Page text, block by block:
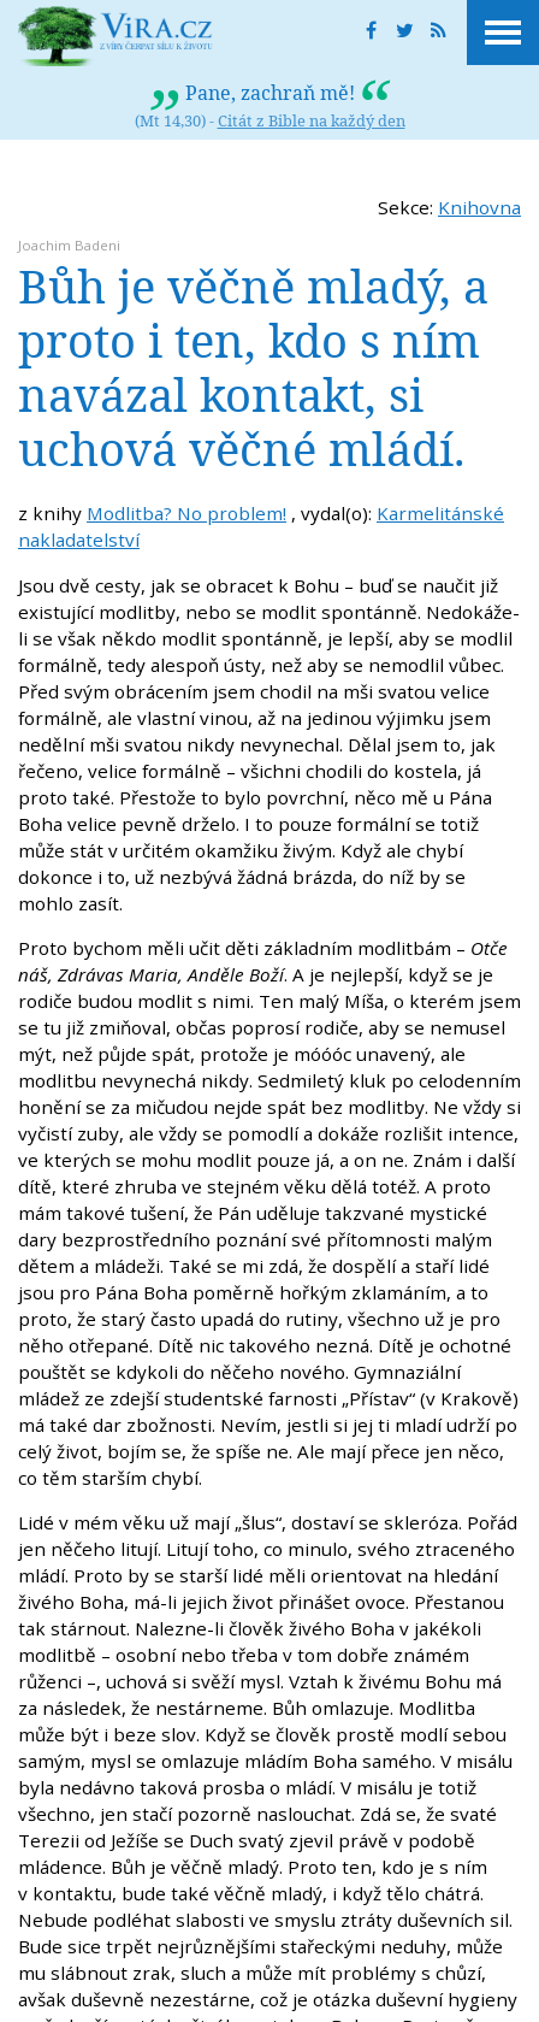
Pane, zachraň mě!
(Mt 14,30) -Citát z Bible na každý den
Sekce: Knihovna
Joachim Badeni
Bůh je věčně mladý, a
proto i ten, kdo s ním
navázal kontakt, si
uchová věčné mládí.
z knihy Modlitba? No problem! , vydal(o): Karmelitánské
nakladatelství
Jsou dvě cesty, jak se obracet k Bohu – buď se naučit již
existující modlitby, nebo se modlit spontánně. Nedokáže-
li se však někdo modlit spontánně, je lepší, aby se modlil
formálně, tedy alespoň ústy, než aby se nemodlil vůbec.
Před svým obrácením jsem chodil na mši svatou velice
formálně, ale vlastní vinou, až na jedinou výjimku jsem
nedělní mši svatou nikdy nevynechal. Dělal jsem to, jak
řečeno, velice formálně – všichni chodili do kostela, já
proto také. Přestože to bylo povrchní, něco mě u Pána
Boha velice pevně drželo. I to pouze formální se totiž
může stát v určitém okamžiku živým. Když ale chybí
dokonce i to, už nezbývá žádná brázda, do níž by se
mohlo zasít.
Proto bychom měli učit děti základním modlitbám – Otče
náš, Zdrávas Maria, Anděle Boží. A je nejlepší, když se je
rodiče budou modlit s nimi. Ten malý Míša, o kterém jsem
se tu již zmiňoval, občas poprosí rodiče, aby se nemusel
mýt, než půjde spát, protože je móóóc unavený, ale
modlitbu nevynechá nikdy. Sedmiletý kluk po celodenním
honění se za mičudou nejde spát bez modlitby. Ne vždy si
vyčistí zuby, ale vždy se pomodlí a dokáže rozlišit intence,
ve kterých se mohu modlit pouze já, a on ne. Znám i další
dítě, které zhruba ve stejném věku dělá totéž. A proto
mám takové tušení, že Pán uděluje takzvané mystické
dary bezprostředního poznání své přítomnosti malým
dětem a mládeži. Také se mi zdá, že dospělí a staří lidé
jsou pro Pána Boha poměrně hořkým zklamáním, a to
proto, že starý často upadá do rutiny, všechno už je pro
něho otřepané. Dítě nic takového nezná. Dítě je ochotné
pouštět se kdykoli do něčeho nového. Gymnaziální
mládež ze zdejší studentské farnosti „Přístav“ (v Krakově)
má také dar zbožnosti. Nevím, jestli si jej ti mladí udrží po
celý život, bojím se, že spíše ne. Ale mají přece jen něco,
co těm starším chybí.
Lidé v mém věku už mají „šlus“, dostaví se skleróza. Pořád
jen něčeho litují. Litují toho, co minulo, svého ztraceného
mládí. Proto by se starší lidé měli orientovat na hledání
živého Boha, má-li jejich život přinášet ovoce. Přestanou
tak stárnout. Nalezne-li člověk živého Boha v jakékoli
modlitbě – osobní nebo třeba v tom dobře známém
růženci –, uchová si svěží mysl. Vztah k živému Bohu má
za následek, že nestárneme. Bůh omlazuje. Modlitba
může být i beze slov. Když se člověk prostě modlí sebou
samým, mysl se omlazuje mládím Boha samého. V misálu
byla nedávno taková prosba o mládí. V misálu je totiž
všechno, jen stačí pozorně naslouchat. Zdá se, že svaté
Terezii od Ježíše se Duch svatý zjevil právě v podobě
mládence. Bůh je věčně mladý. Proto ten, kdo je s ním
v kontaktu, bude také věčně mladý, i když tělo chátrá.
Nebude podléhat slabosti ve smyslu ztráty duševních sil.
Bude sice trpět nejrůznějšími stařeckými neduhy, může
mu slábnout zrak, sluch a může mít problémy s chůzí,
avšak duševně nezestárne, což je otázka duševní hygieny